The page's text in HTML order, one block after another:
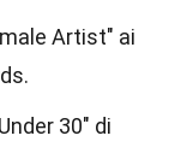
Artist" ai
30" di